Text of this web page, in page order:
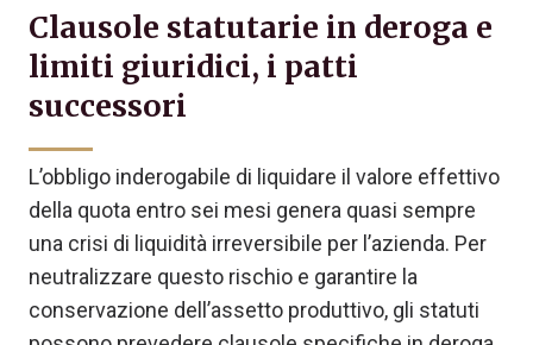
Clausole statutarie in deroga e
limiti giuridici, i patti
successori
L’obbligo inderogabile di liquidare il valore effettivo
della quota entro sei mesi genera quasi sempre
una crisi di liquidità irreversibile per l’azienda. Per
neutralizzare questo rischio e garantire la
conservazione dell’assetto produttivo, gli statuti